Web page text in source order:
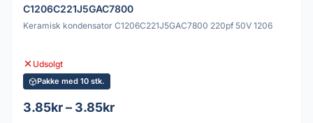
C1206C221J5GAC7800
Keramisk kondensator C1206C221J5GAC7800 220pf 50V 1206
Udsolgt
Pakke med 10 stk.
3.85kr – 3.85kr